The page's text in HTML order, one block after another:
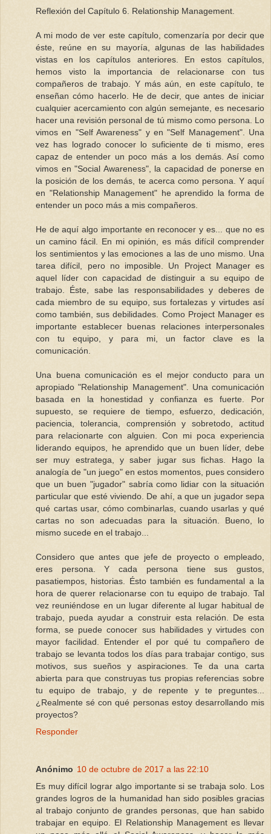
Reflexión del Capítulo 6. Relationship Management.
A mi modo de ver este capítulo, comenzaría por decir que
éste, reúne en su mayoría, algunas de las habilidades
vistas en los capítulos anteriores. En estos capítulos,
hemos visto la importancia de relacionarse con tus
compañeros de trabajo. Y más aún, en este capítulo, te
enseñan cómo hacerlo. He de decir, que antes de iniciar
cualquier acercamiento con algún semejante, es necesario
hacer una revisión personal de tú mismo como persona. Lo
vimos en "Self Awareness" y en "Self Management". Una
vez has logrado conocer lo suficiente de ti mismo, eres
capaz de entender un poco más a los demás. Así como
vimos en "Social Awareness", la capacidad de ponerse en
la posición de los demás, te acerca como persona. Y aquí
en "Relationship Management" he aprendido la forma de
entender un poco más a mis compañeros.
He de aquí algo importante en reconocer y es... que no es
un camino fácil. En mi opinión, es más difícil comprender
los sentimientos y las emociones a las de uno mismo. Una
tarea difícil, pero no imposible. Un Project Manager es
aquel líder con capacidad de distinguir a su equipo de
trabajo. Éste, sabe las responsabilidades y deberes de
cada miembro de su equipo, sus fortalezas y virtudes así
como también, sus debilidades. Como Project Manager es
importante establecer buenas relaciones interpersonales
con tu equipo, y para mi, un factor clave es la
comunicación.
Una buena comunicación es el mejor conducto para un
apropiado "Relationship Management". Una comunicación
basada en la honestidad y confianza es fuerte. Por
supuesto, se requiere de tiempo, esfuerzo, dedicación,
paciencia, tolerancia, comprensión y sobretodo, actitud
para relacionarte con alguien. Con mi poca experiencia
liderando equipos, he aprendido que un buen líder, debe
ser muy estratega, y saber jugar sus fichas. Hago la
analogía de "un juego" en estos momentos, pues considero
que un buen "jugador" sabría como lidiar con la situación
particular que esté viviendo. De ahí, a que un jugador sepa
qué cartas usar, cómo combinarlas, cuando usarlas y qué
cartas no son adecuadas para la situación. Bueno, lo
mismo sucede en el trabajo...
Considero que antes que jefe de proyecto o empleado,
eres persona. Y cada persona tiene sus gustos,
pasatiempos, historias. Ésto también es fundamental a la
hora de querer relacionarse con tu equipo de trabajo. Tal
vez reuniéndose en un lugar diferente al lugar habitual de
trabajo, pueda ayudar a construir esta relación. De esta
forma, se puede conocer sus habilidades y virtudes con
mayor facilidad. Entender el por qué tu compañero de
trabajo se levanta todos los días para trabajar contigo, sus
motivos, sus sueños y aspiraciones. Te da una carta
abierta para que construyas tus propias referencias sobre
tu equipo de trabajo, y de repente y te preguntes...
¿Realmente sé con qué personas estoy desarrollando mis
proyectos?
Responder
Anónimo 10 de octubre de 2017 a las 22:10
Es muy difícil lograr algo importante si se trabaja solo. Los
grandes logros de la humanidad han sido posibles gracias
al trabajo conjunto de grandes personas, que han sabido
trabajar en equipo. El Relationship Management es llevar